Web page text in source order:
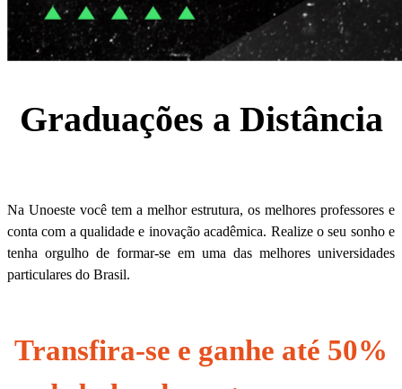
Graduações a Distância
Na Unoeste você tem a melhor estrutura, os melhores professores e
conta com a qualidade e inovação acadêmica. Realize o seu sonho e
tenha orgulho de formar-se em uma das melhores universidades
particulares do Brasil.
Transfira-se e ganhe até 50%